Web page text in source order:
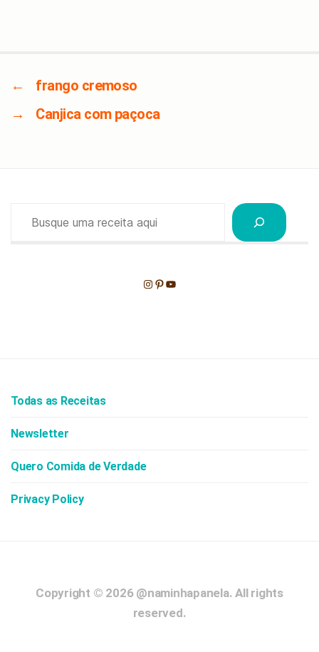
←
frango cremoso
→
Canjica com paçoca
Instagram
Pinterest
Youtube
Todas as Receitas
Newsletter
Quero Comida de Verdade
Privacy Policy
Copyright © 2026 @naminhapanela.All rights
reserved.